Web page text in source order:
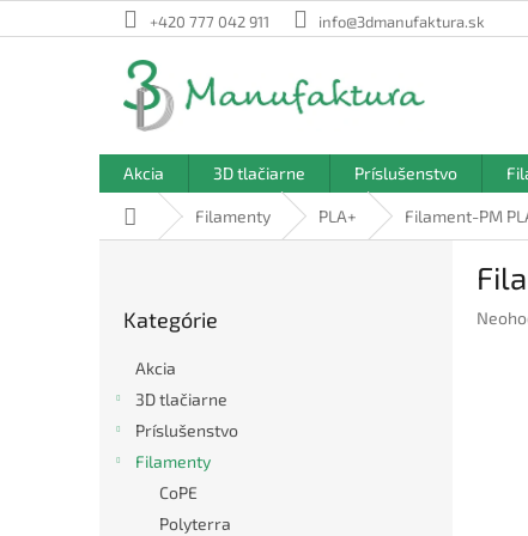
na
+420 777 042 911 info@3dmanufaktura.sk
Akcia 3D tlačiarne Príslušenstvo
DomovFilamenty PLA+ Filament-PM
kategórie
Kategórie
Akcia
3D tlačiarne
Príslušenstvo
Filamenty
CoPE
Polyterra